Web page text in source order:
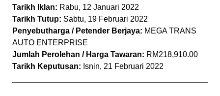
Tarikh Iklan: Rabu, 12 Januari 2022
Tarikh Tutup: Sabtu, 19 Februari 2022
Penyebutharga / Petender Berjaya: MEGA TRANS
AUTO ENTERPRISE
Jumlah Perolehan / Harga Tawaran: RM218,910.00
Tarikh Keputusan: Isnin, 21 Februari 2022